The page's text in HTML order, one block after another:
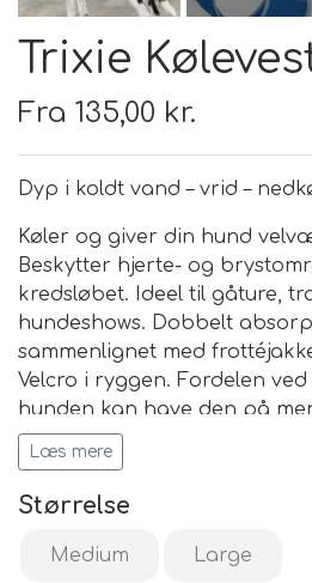
Trixie
Fra 135,00 kr.
Dyp i koldt vand – vrid –
Køler og giver din hund
Beskytter hjerte- og
kredsløbet. Ideel til gåture,
hundeshows. Dobbelt
sammenlignet med
Velcro i ryggen. Fordelen
hunden kan have den på
områder med højvarme.
Ideel til træning eller
Læs mere
Størrelse
Medium Large